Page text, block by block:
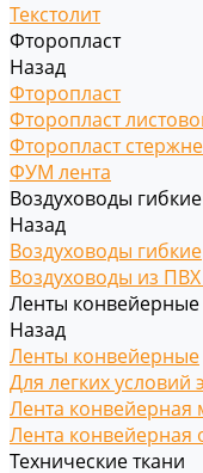
Текстолит
Фторопласт
Назад
Фторопласт
Фторопласт
Фторопласт
ФУМ лента
Воздуховоды гибкие
Назад
Воздуховоды гибкие
Воздуховоды из
Ленты конвейерные
Назад
Ленты конвейерные
Для легких условий
Лента конвейерная
Лента конвейерная
Технические ткани